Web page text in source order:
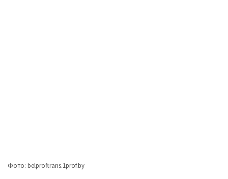
Фото: belproftrans.1prof.by